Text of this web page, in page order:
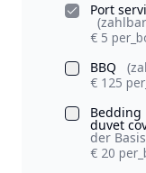
Port
€ 5
BBQ
€ 125
Bedding
duvet
der
€ 20